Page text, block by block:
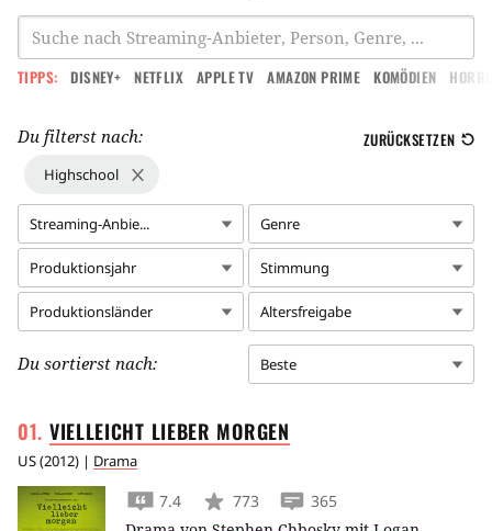
TIPPS: DISNEY+ NETFLIX APPLE TV AMAZON PRIME KOMÖDIEN
Du filterst nach: ZURÜCKSETZEN
Highschool
Streaming-Anbie... Genre
Produktionsjahr Stimmung
Produktionsländer Altersfreigabe
Du sortierst nach: Beste
VIELLEICHT LIEBER MORGEN
US(2012) | Drama
7.4 773
365